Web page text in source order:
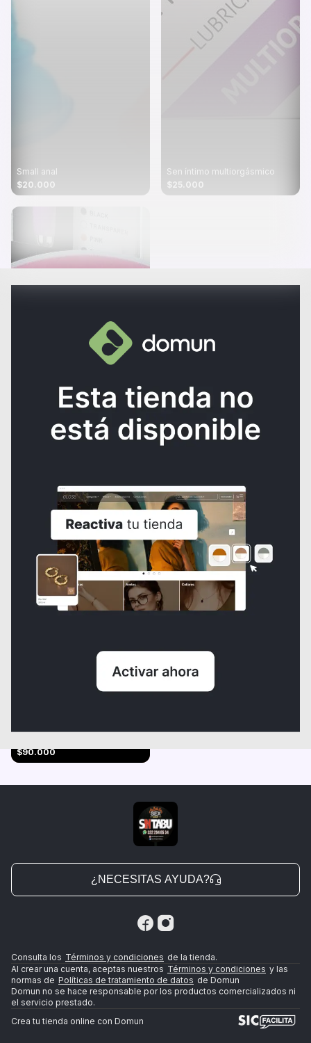
Small anal
$20.000
Sen íntimo multiorgásmico
$25.000
$90.000
¿NECESITAS AYUDA?
Consulta los Términos y condiciones de la tienda.
Al crear una cuenta, aceptas nuestros Términos y condiciones y las
normas de Políticas de tratamiento de datos de Domun
Domun no se hace responsable por los productos comercializados ni
el servicio prestado.
Crea tu tienda online con Domun